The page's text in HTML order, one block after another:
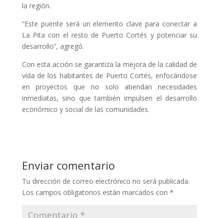
la región.
“Este puente será un elemento clave para conectar a
La Pita con el resto de Puerto Cortés y potenciar su
desarrollo”, agregó.
Con esta acción se garantiza la mejora de la calidad de
vida de los habitantes de Puerto Cortés, enfocándose
en proyectos que no solo atiendan necesidades
inmediatas, sino que también impulsen el desarrollo
económico y social de las comunidades.
Enviar comentario
Tu dirección de correo electrónico no será publicada.
Los campos obligatorios están marcados con *